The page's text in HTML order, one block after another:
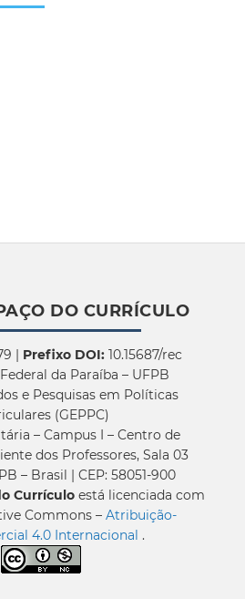
DO CURRÍCULO
| Prefixo DOI:10.15687/rec
da Paraíba – UFPB
e Pesquisas em Políticas
(GEPPC)
– Campus I – Centro de
dos Professores, Sala 03
– Brasil | CEP: 58051-900
Currículo está licenciada com
Commons – Atribuição-
4.0 Internacional .